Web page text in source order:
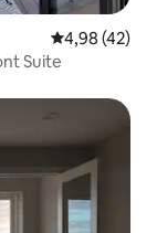
Gemiddelde
4,98 (42)
Suite